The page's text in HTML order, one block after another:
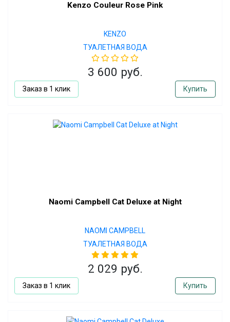
Kenzo Couleur Rose Pink
KENZO
ТУАЛЕТНАЯ ВОДА
3 600 руб.
Заказ в 1 клик Купить
Naomi Campbell Cat Deluxe at Night
NAOMI CAMPBELL
ТУАЛЕТНАЯ ВОДА
2 029 руб.
Заказ в 1 клик Купить